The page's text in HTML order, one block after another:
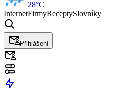
28°C
InternetFirmyReceptySlovníky
Přihlášení